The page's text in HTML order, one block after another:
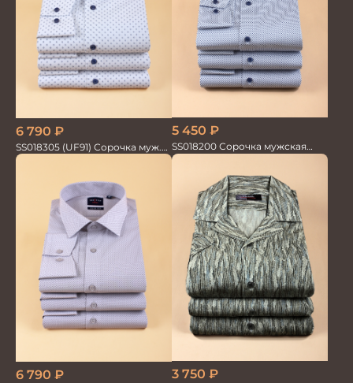
6 790 ₽
SS018305 (UF91) Сорочка муж.
GROSTYLE TRENDY
5 450 ₽
SS018200 Сорочка мужская
GROSTYLE PRIME
6 790 ₽ 3 750 ₽